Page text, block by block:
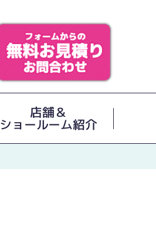
店舗＆
ショールーム紹介